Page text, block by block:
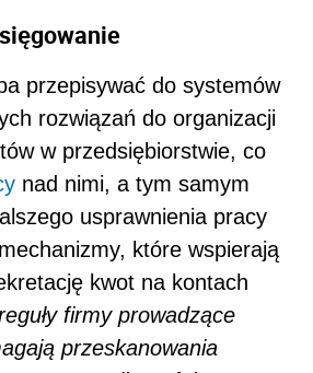
przepisywać do systemów
rozwiązań do organizacji
w przedsiębiorstwie, co
nad nimi, a tym samym
usprawnienia pracy
które wspierają
kwot na kontach
firmy prowadzące
przeskanowania